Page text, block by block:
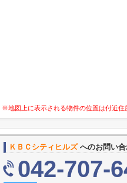
※地図上に表示される物件の位置は付近住
ＫＢＣシティヒルズへのお問い合
042-707-